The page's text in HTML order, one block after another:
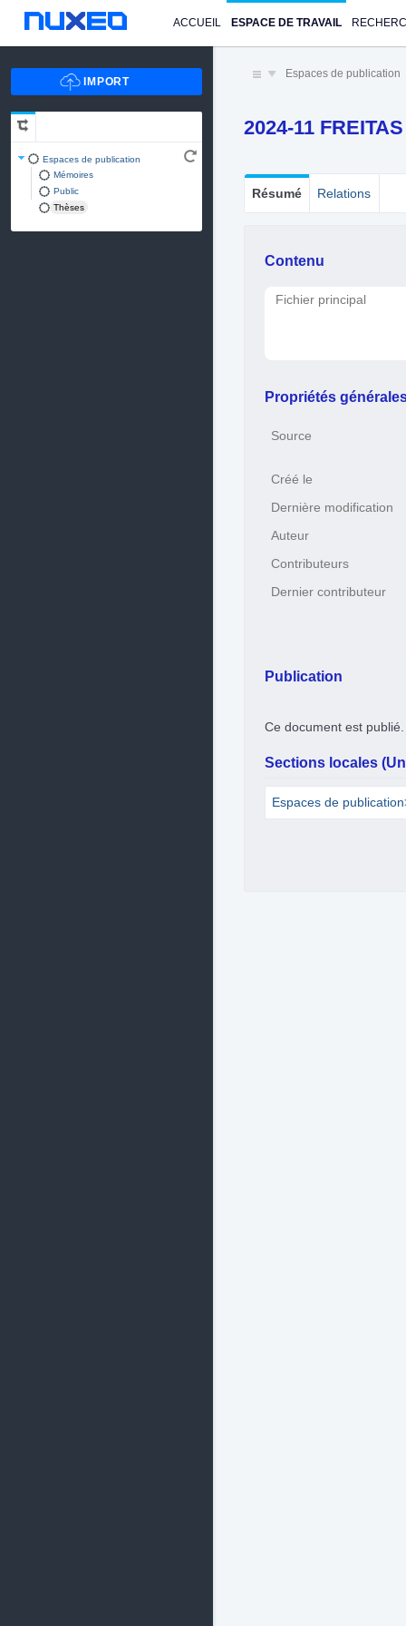
ACCUEIL ESPACE DE TRAVAIL
Espaces de publication
Mémoires
Public
Thèses
Espaces de publication
2024-11
Résumé Relations
Contenu
Fichier principal
Propriétés
Source
Créé le
Dernière modification
Auteur
Contributeurs
Dernier contributeur
Publication
Ce document est publié.
Sections locales
Espaces de